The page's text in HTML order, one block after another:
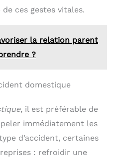
pas pour une utilisation
de ces gestes vitales.
la relation parent
?
domestique
, il est préférable de
immédiatement les
d’accident, certaines
: refroidir une